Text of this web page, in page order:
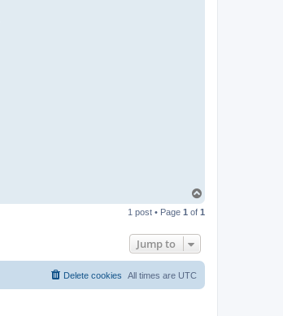
p
1 post • Page 1 of 1
Jump to
All times are UTC
Delete cookies